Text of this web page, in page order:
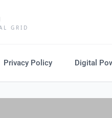
Privacy Policy Digital